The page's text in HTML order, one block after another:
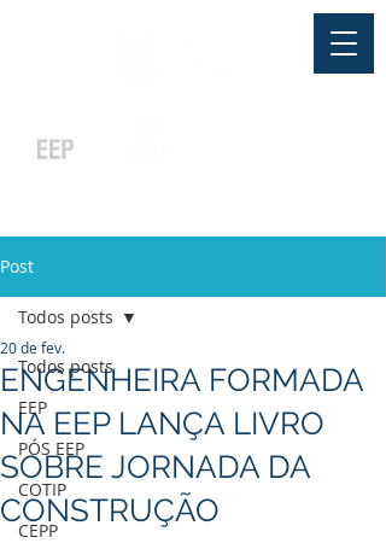
Post
Todos posts
EEP
PÓS EEP
COTIP
CEPP
Todos posts
ENGENHEIRA FORMADA
NA EEP LANÇA LIVRO
SOBRE JORNADA DA
CONSTRUÇÃO
20 de fev.